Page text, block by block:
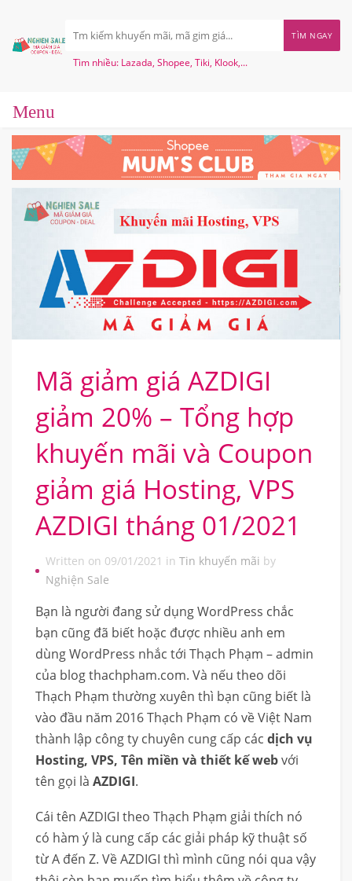
TÌM NGAY
Tìm nhiều: Lazada, Shopee, Tiki, Klook,...
Mã giảm giá AZDIGI
giảm 20% – Tổng hợp
khuyến mãi và Coupon
giảm giá Hosting, VPS
AZDIGI tháng 01/2021
Written on 09/01/2021 in Tin khuyến mãi by
Nghiện Sale
Bạn là người đang sử dụng WordPress chắc
bạn cũng đã biết hoặc được nhiều anh em
dùng WordPress nhắc tới Thạch Phạm – admin
của blog thachpham.com. Và nếu theo dõi
Thạch Phạm thường xuyên thì bạn cũng biết là
vào đầu năm 2016 Thạch Phạm có về Việt Nam
thành lập công ty chuyên cung cấp các dịch vụ
Hosting, VPS, Tên miền và thiết kế webvới
tên gọi là AZDIGI.
Cái tên AZDIGI theo Thạch Phạm giải thích nó
có hàm ý là cung cấp các giải pháp kỹ thuật số
từ A đến Z. Về AZDIGI thì mình cũng nói qua vậy